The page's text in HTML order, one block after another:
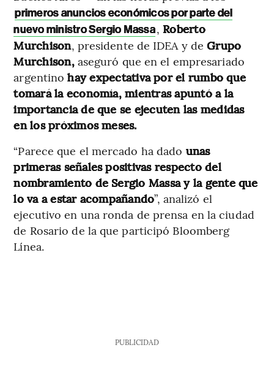
primeros anuncios económicos por parte del
nuevo ministro Sergio Massa, Roberto
Murchison, presidente de IDEA y deGrupo
Murchison,aseguró que en el empresariado
argentinohay expectativa por el rumbo que
tomará la economía, mientras apuntó a la
importancia de que se ejecuten las medidas
en los próximos meses.
“Parece que el mercado ha dado unas
primeras señales positivas respecto del
nombramiento de Sergio Massa y la gente que
lo va a estar acompañando”, analizó el
ejecutivo en una ronda de prensa en la ciudad
de Rosario de la que participó Bloomberg
Línea.
PUBLICIDAD